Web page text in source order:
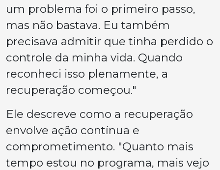
um problema foi o primeiro passo,
mas não bastava. Eu também
precisava admitir que tinha perdido o
controle da minha vida. Quando
reconheci isso plenamente, a
recuperação começou."
Ele descreve como a recuperação
envolve ação contínua e
comprometimento. "Quanto mais
tempo estou no programa, mais vejo